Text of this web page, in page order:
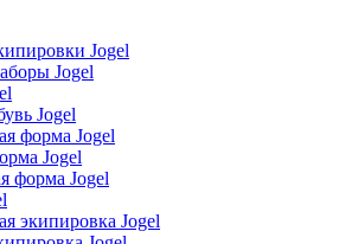
Jogel
Jogel
Jogel
форма Jogel
Jogel
форма Jogel
экипировка Jogel